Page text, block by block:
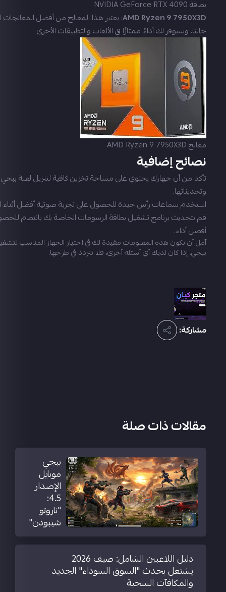
بطاقة NVIDIA GeForce RTX 4090
AMD Ryzen 9 7950X3D: يعتبر هذا المعالج من أفضل المعالجات
حاليًا، وسيوفر لك أداءً ممتازًا في الألعاب والتطبيقات الأخرى.
معالج AMD Ryzen 9 7950X3D
نصائح إضافية
تأكد من أن جهازك يحتوي على مساحة تخزين كافية لتنزيل لعبة ببجي
وتحديثاتها.
استخدم سماعات رأس جيدة للحصول على تجربة صوتية أفضل أثناء
قم بتحديث برنامج تشغيل بطاقة الرسومات الخاصة بك بانتظام
أفضل أداء.
آمل أن تكون هذه المعلومات مفيدة لك في اختيار الجهاز المناسب
ببجي. إذا كان لديك أي أسئلة أخرى، فلا تتردد في طرحها.
مشاركة:
مقالات ذات صلة
ببجي
موبايل
الإصدار
4.5:
"ناروتو
شيبودن"
دليل اللاعبين الشامل: صيف 2026
يشتعل بحدث "السوق السوداء" الجديد
والمكافآت السخية